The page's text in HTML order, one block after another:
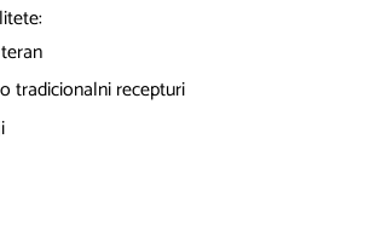
tradicionalni recepturi